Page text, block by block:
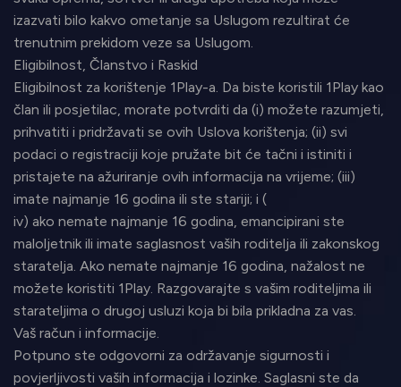
izazvati bilo kakvo ometanje sa Uslugom rezultirat će
trenutnim prekidom veze sa Uslugom.
Eligibilnost, Članstvo i Raskid
Eligibilnost za korištenje 1Play-a. Da biste koristili 1Play kao
član ili posjetilac, morate potvrditi da (i) možete razumjeti,
prihvatiti i pridržavati se ovih Uslova korištenja; (ii) svi
podaci o registraciji koje pružate bit će tačni i istiniti i
pristajete na ažuriranje ovih informacija na vrijeme; (iii)
imate najmanje 16 godina ili ste stariji; i (
iv) ako nemate najmanje 16 godina, emancipirani ste
maloljetnik ili imate saglasnost vaših roditelja ili zakonskog
staratelja. Ako nemate najmanje 16 godina, nažalost ne
možete koristiti 1Play. Razgovarajte s vašim roditeljima ili
starateljima o drugoj usluzi koja bi bila prikladna za vas.
Vaš račun i informacije.
Potpuno ste odgovorni za održavanje sigurnosti i
povjerljivosti vaših informacija i lozinke. Saglasni ste da